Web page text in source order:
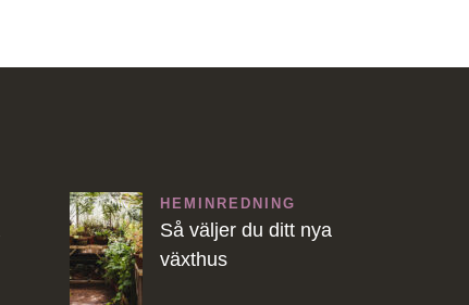
HEMINREDNING
Så väljer du ditt nya
växthus